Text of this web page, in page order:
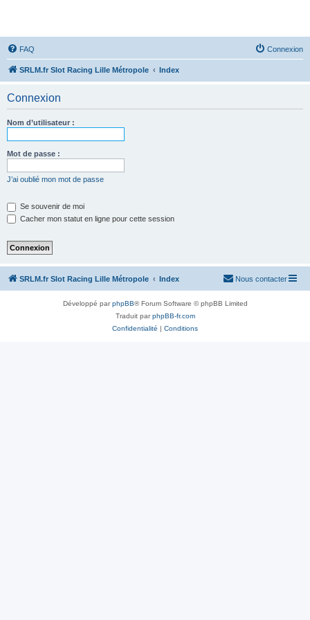
FAQ Connexion
SRLM.fr Slot Racing Lille Métropole Index
Connexion
Nom d’utilisateur :
Mot de passe :
J’ai oublié mon mot de passe
Se souvenir de moi
Cacher mon statut en ligne pour cette session
SRLM.fr Slot Racing Lille Métropole Index Nous contacter
Développé parphpBB® Forum Software © phpBB Limited
Traduit parphpBB-fr.com
Confidentialité | Conditions